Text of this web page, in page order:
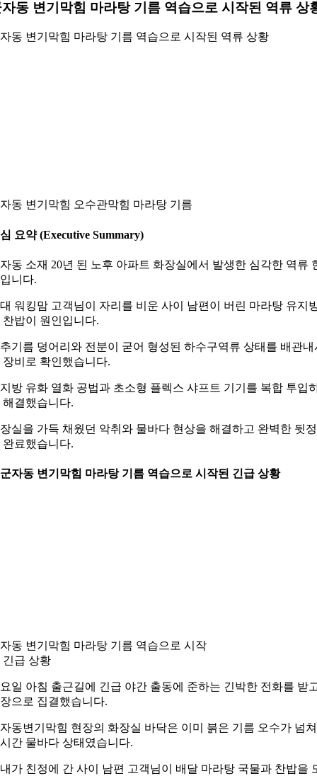
동 변기막힘 마라탕 기름 역습으로 시작된 역류 상
동 변기막힘 마라탕 기름 역습으로 시작된 역류 상황
동 변기막힘 오수관막힘 마라탕 기름
요약 (Executive Summary)
동 소재 20년 된 노후 아파트 화장실에서 발생한 심각한 역류
니다.
워킹맘 고객님이 자리를 비운 사이 남편이 버린 마라탕 유지
찬밥이 원인입니다.
기름 덩어리와 전분이 굳어 형성된 하수구역류 상태를 배관내
장비로 확인했습니다.
방 유화 열화 공법과 초소형 플렉스 샤프트 기기를 복합 투입
해결했습니다.
실을 가득 채웠던 악취와 물바다 현상을 해결하고 완벽한 뒷
완료했습니다.
자동 변기막힘 마라탕 기름 역습으로 시작된 긴급 상황
동 변기막힘 마라탕 기름 역습으로 시작
긴급 상황
일 아침 출근길에 긴급 야간 출동에 준하는 긴박한 전화를 받
으로 집결했습니다.
동변기막힘 현장의 화장실 바닥은 이미 붉은 기름 오수가 넘쳐
간 물바다 상태였습니다.
가 친정에 간 사이 남편 고객님이 배달 마라탕 국물과 찬밥을